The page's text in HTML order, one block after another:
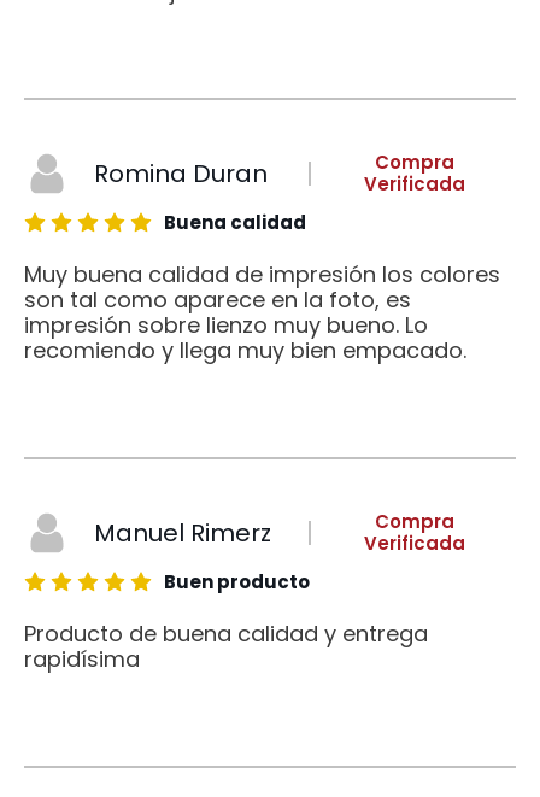
Romina Duran
Compra
Verificada
Buena calidad
Muy buena calidad de impresión los colores
son tal como aparece en la foto, es
impresión sobre lienzo muy bueno. Lo
recomiendo y llega muy bien empacado.
Manuel Rimerz
Compra
Verificada
Buen producto
Producto de buena calidad y entrega
rapidísima